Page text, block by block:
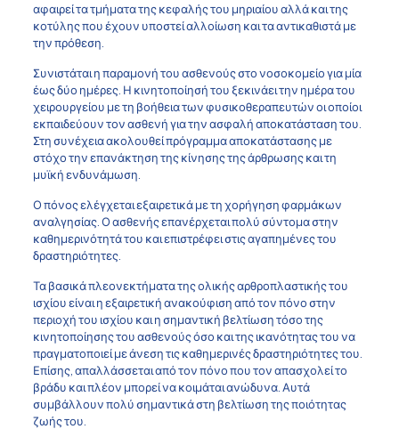
αφαιρεί τα τμήματα της κεφαλής του μηριαίου αλλά και της
κοτύλης που έχουν υποστεί αλλοίωση και τα αντικαθιστά με
την πρόθεση.
Συνιστάται η παραμονή του ασθενούς στο νοσοκομείο για μία
έως δύο ημέρες. Η κινητοποίησή του ξεκινάει την ημέρα του
χειρουργείου με τη βοήθεια των φυσικοθεραπευτών οι οποίοι
εκπαιδεύουν τον ασθενή για την ασφαλή αποκατάσταση του.
Στη συνέχεια ακολουθεί πρόγραμμα αποκατάστασης με
στόχο την επανάκτηση της κίνησης της άρθρωσης και τη
μυϊκή ενδυνάμωση.
Ο πόνος ελέγχεται εξαιρετικά με τη χορήγηση φαρμάκων
αναλγησίας. Ο ασθενής επανέρχεται πολύ σύντομα στην
καθημερινότητά του και επιστρέφει στις αγαπημένες του
δραστηριότητες.
Τα βασικά πλεονεκτήματα της ολικής αρθροπλαστικής του
ισχίου είναι η εξαιρετική ανακούφιση από τον πόνο στην
περιοχή του ισχίου και η σημαντική βελτίωση τόσο της
κινητοποίησης του ασθενούς όσο και της ικανότητας του να
πραγματοποιεί με άνεση τις καθημερινές δραστηριότητες του.
Επίσης, απαλλάσσεται από τον πόνο που τον απασχολεί το
βράδυ και πλέον μπορεί να κοιμάται ανώδυνα. Αυτά
συμβάλλουν πολύ σημαντικά στη βελτίωση της ποιότητας
ζωής του.